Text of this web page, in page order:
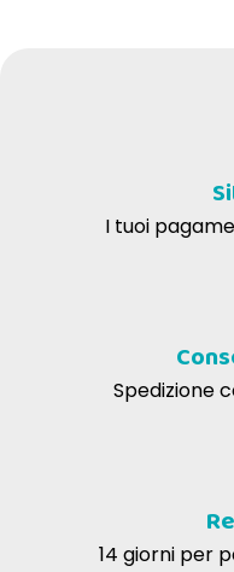
I tuoi
Spedizione
14 giorni per